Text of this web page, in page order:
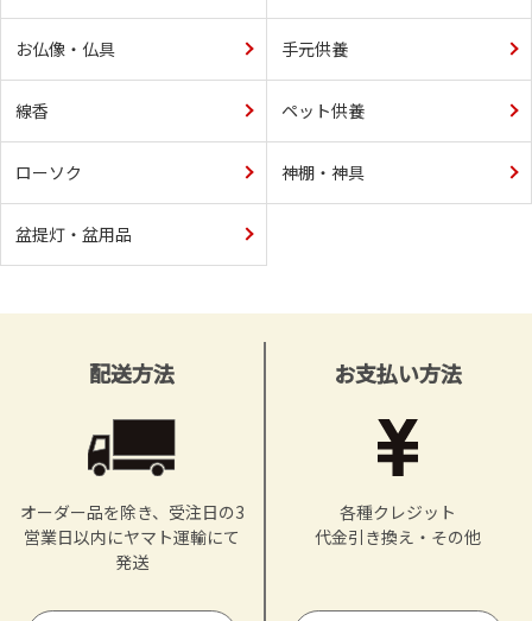
お仏像・仏具 手元供養
線香 ペット供養
ローソク 神棚・神具
盆提灯・盆用品
配送方法
オーダー品を除き、受注日の3
営業日以内にヤマト運輸にて
発送
お支払い方法
各種クレジット
代金引き換え・その他